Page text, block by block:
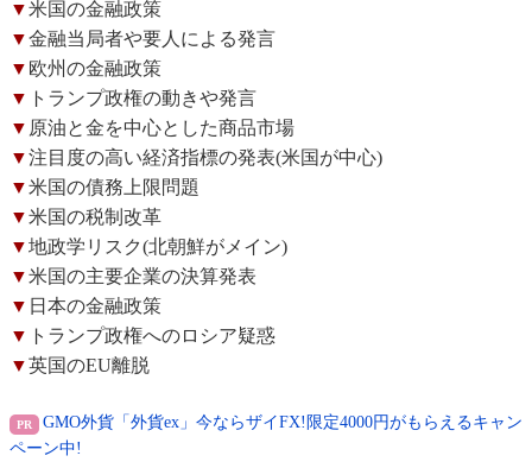
▼米国の金融政策
▼金融当局者や要人による発言
▼ 欧州の金融政策
▼ トランプ政権の動きや発言
▼ 原油と金を中心とした商品市場
▼注目度の高い経済指標の発表(米国が中心)
▼米国の債務上限問題
▼米国の税制改革
▼地政学リスク(北朝鮮がメイン)
▼米国の主要企業の決算発表
▼ 日本の金融政策
▼ トランプ政権へのロシア疑惑
▼英国のEU離脱
GMO外貨「外貨ex」今ならザイFX!限定4000円がもらえるキャン
ペーン中!